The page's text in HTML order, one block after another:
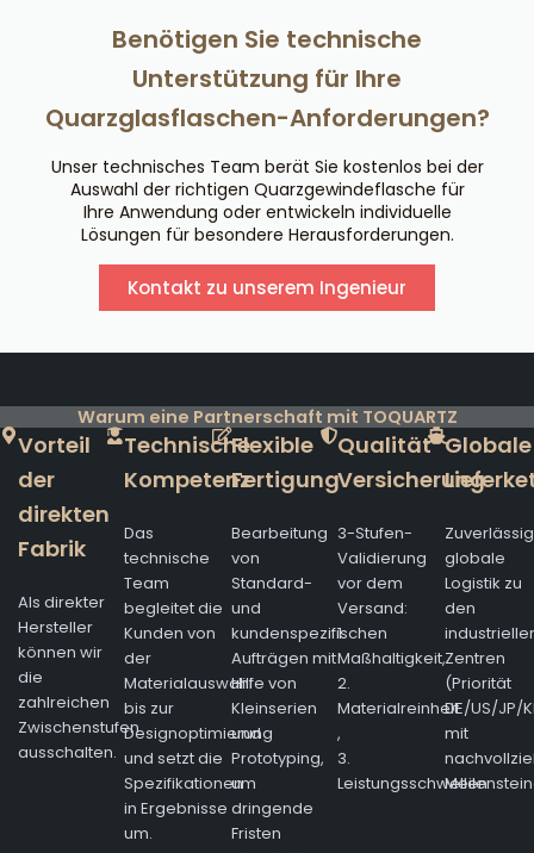
Benötigen Sie technische
Unterstützung für Ihre
Quarzglasflaschen-Anforderungen?
Unser technisches Team berät Sie kostenlos bei der
Auswahl der richtigen Quarzgewindeflasche für
Ihre Anwendung oder entwickeln individuelle
Lösungen für besondere Herausforderungen.
Kontakt zu unserem Ingenieur
Warum eine Partnerschaft mit TOQUARTZ
Vorteil
der
direkten
Fabrik
Als direkter
Hersteller
können wir
die
zahlreichen
Zwischenstufen
ausschalten.
Technische
Kompetenz
Das
technische
Team
begleitet die
Kunden von
der
Materialauswahl
bis zur
Designoptimierung
und setzt die
Spezifikationen
in Ergebnisse
um.
Flexible
Fertigung
Bearbeitung
von
Standard-
und
kundenspezifischen
Aufträgen mit
Hilfe von
Kleinserien
und
Prototyping,
um
dringende
Fristen
Qualität
Versicherung
3-Stufen-
Validierung
vor dem
Versand:
1.
Maßhaltigkeit,
2.
Materialreinheit
,
3.
Leistungsschwellen
Globale
globale
Logistik zu
den
Zentren
(Priorität
DE/US/JP/
mit